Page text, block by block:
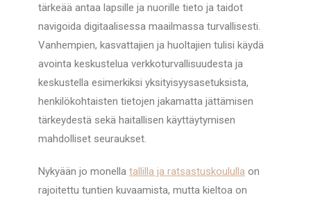
tärkeää antaa lapsille ja nuorille tieto ja taidot
navigoida digitaalisessa maailmassa turvallisesti.
Vanhempien, kasvattajien ja huoltajien tulisi käydä
avointa keskustelua verkkoturvallisuudesta ja
keskustella esimerkiksi yksityisyysasetuksista,
henkilökohtaisten tietojen jakamatta jättämisen
tärkeydestä sekä haitallisen käyttäytymisen
mahdolliset seuraukset.
Nykyään jo monella tallilla ja ratsastuskoululla on
rajoitettu tuntien kuvaamista, mutta kieltoa on